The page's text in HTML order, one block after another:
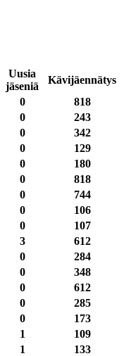
Uusia
jäseniä
Kävijäennätys
0
818
0
243
0
342
0
129
0
180
0
818
0
744
0
106
0
107
3
612
0
284
0
348
0
612
0
285
0
173
1
109
1
133